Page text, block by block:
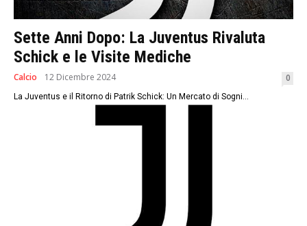
Sette Anni Dopo: La Juventus Rivaluta
Schick e le Visite Mediche
Calcio 12 Dicembre 2024 0
La Juventus e il Ritorno di Patrik Schick: Un Mercato di Sogni...